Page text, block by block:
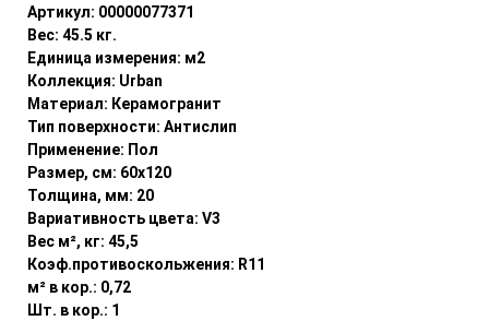
Артикул: 00000077371
Вес: 45.5 кг.
Единица измерения: м2
Коллекция: Urban
Материал: Керамогранит
Тип поверхности: Антислип
Применение: Пол
Размер, см: 60x120
Толщина, мм: 20
Вариативность цвета: V3
Вес м², кг: 45,5
Коэф.противоскольжения: R11
м² в кор.: 0,72
Шт. в кор.: 1